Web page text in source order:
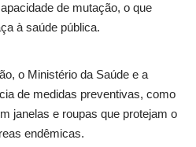
de mutação, o que
à saúde pública.
o Ministério da Saúde e a
de medidas preventivas, como
janelas e roupas que protejam o
endêmicas.